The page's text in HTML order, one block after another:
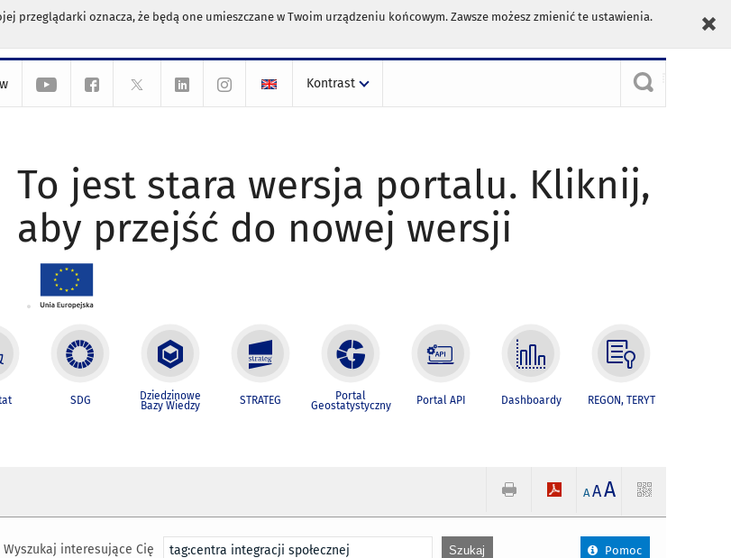
przeglądarki oznacza, że będą one umieszczane w Twoim urządzeniu końcowym. Zawsze możesz zmienić te ustawienia.
Kontrast
To jest stara wersja portalu. Kliknij,
aby przejść do nowej wersji
SDG Dziedzinowe
Bazy Wiedzy STRATEG Portal
Geostatystyczny Portal API Dashboardy REGON, TERYT
A AA
Pomoc
Wyszukaj interesujące Cię